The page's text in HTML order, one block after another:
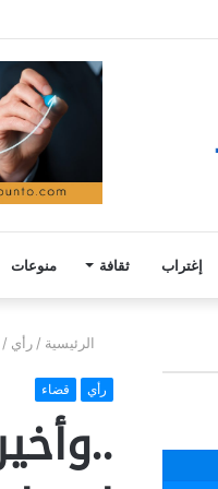
إغتراب ثقافة منوعات
الرئيسية / رأي /
رأي قضاء